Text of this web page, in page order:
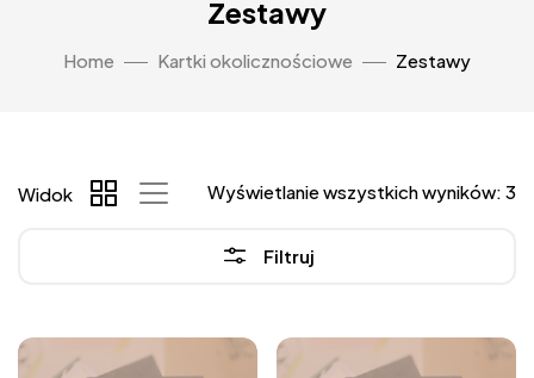
Zestawy
Home Kartki okolicznościowe Zestawy
Filtruj
Wyświetlanie wszystkich wyników: 3
Widok